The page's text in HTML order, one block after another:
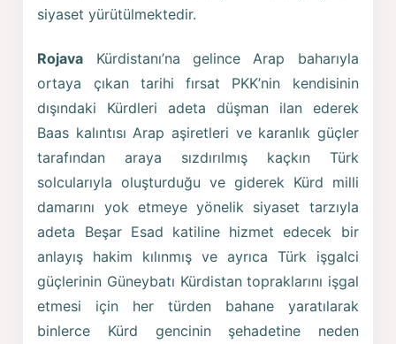
siyaset yürütülmektedir.
Rojava Kürdistanı’na gelince Arap baharıyla
ortaya çıkan tarihi fırsat PKK’nin kendisinin
dışındaki Kürdleri adeta düşman ilan ederek
Baas kalıntısı Arap aşiretleri ve karanlık güçler
tarafından araya sızdırılmış kaçkın Türk
solcularıyla oluşturduğu ve giderek Kürd milli
damarını yok etmeye yönelik siyaset tarzıyla
adeta Beşar Esad katiline hizmet edecek bir
anlayış hakim kılınmış ve ayrıca Türk işgalci
güçlerinin Güneybatı Kürdistan topraklarını işgal
etmesi için her türden bahane yaratılarak
binlerce Kürd gencinin şehadetine neden